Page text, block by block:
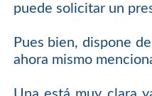
puede solicitar un
Pues bien, dispone
ahora mismo